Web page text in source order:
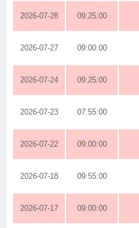
2026-07-28 09:25:00
2026-07-27 09:00:00
2026-07-24 09:25:00
2026-07-23 07:55:00
2026-07-22 09:00:00
2026-07-18 09:55:00
2026-07-17 09:00:00